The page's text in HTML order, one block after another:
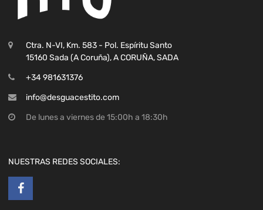
Ctra. N-VI, Km. 583 - Pol. Espíritu Santo
15160 Sada (A Coruña), A CORUÑA, SADA
+34 981631376
info@desguacestito.com
De lunes a viernes de 15:00h a 18:30h
NUESTRAS REDES SOCIALES: